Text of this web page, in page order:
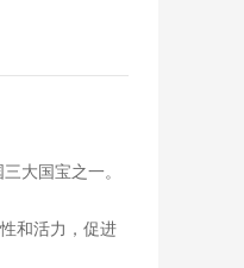
大国宝之一。
和活力，促进